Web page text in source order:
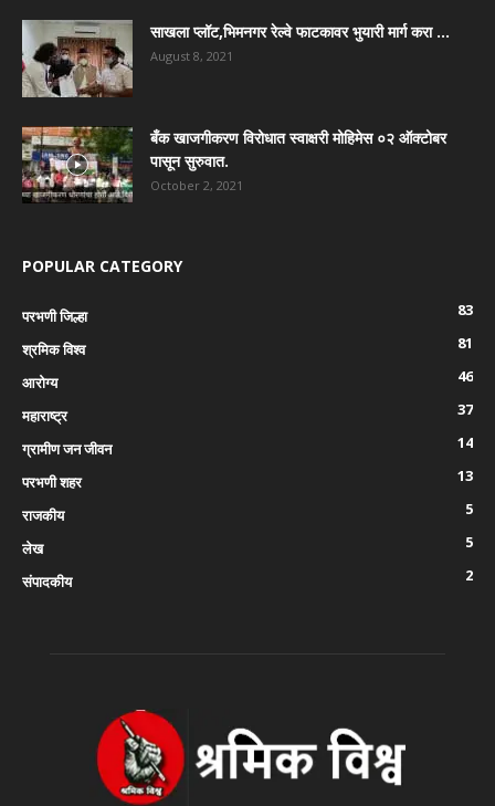
साखला प्लॉट,भिमनगर रेल्वे फाटकावर भुयारी मार्ग करा …
August 8, 2021
बँक खाजगीकरण विरोधात स्वाक्षरी मोहिमेस ०२ ऑक्टोबर
पासून सुरुवात.
October 2, 2021
POPULAR CATEGORY
परभणी जिल्हा
83
श्रमिक विश्व
81
आरोग्य
46
महाराष्ट्र
37
ग्रामीण जन जीवन
14
परभणी शहर
13
राजकीय
5
लेख
5
संपादकीय
2